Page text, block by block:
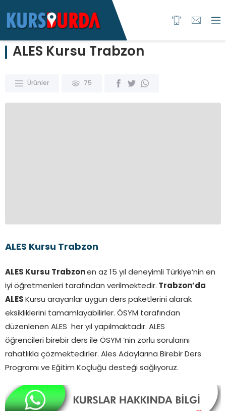
ALES Kursu Trabzon
Ürünler 75
ALES Kursu Trabzon
ALES Kursu Trabzon en az 15 yıl deneyimli Türkiye’nin en
iyi öğretmenleri tarafından verilmektedir. Trabzon’da
ALES Kursu arayanlar uygun ders paketlerini alarak
eksikliklerini tamamlayabilirler. ÖSYM tarafından
düzenlenen ALES her yıl yapılmaktadır. ALES
öğrencileri birebir ders ile ÖSYM ‘nin zorlu sorularını
rahatlıkla çözmektedirler. Ales Adaylarına Birebir Ders
Programı ve Eğitim Koçluğu desteği sağlıyoruz.